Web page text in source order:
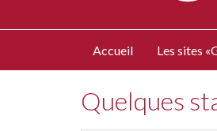
Accueil Les sites
Quelques